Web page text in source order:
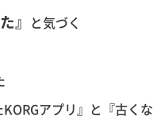
』 と気づく
アプリ』と『古くな